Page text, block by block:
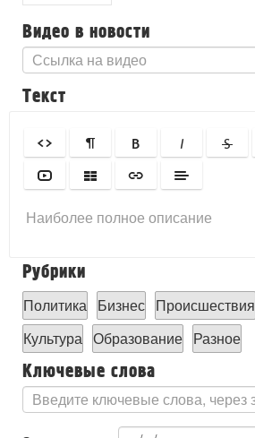
Видео в новости
Текст
Рубрики
Политика Бизнес Происшествия
Культура Образование Разное
Ключевые слова